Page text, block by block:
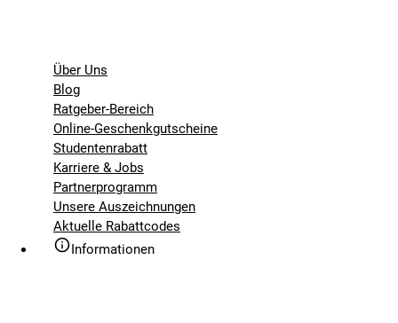
Über Uns
Blog
Ratgeber-Bereich
Online-Geschenkgutscheine
Studentenrabatt
Karriere & Jobs
Partnerprogramm
Unsere Auszeichnungen
Aktuelle Rabattcodes
Informationen